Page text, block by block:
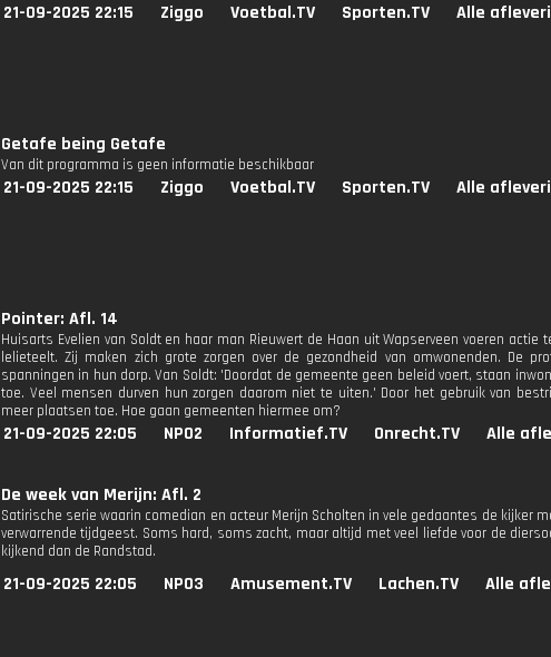
21-09-2025 22:15 Ziggo Voetbal.TV Sporten.TV Alle
Getafe being Getafe
Van dit programma is geen informatie beschikbaar
21-09-2025 22:15 Ziggo Voetbal.TV Sporten.TV Alle
Pointer: Afl. 14
Huisarts Evelien van Soldt en haar man Rieuwert de Haan uit Wapserveen voeren
lelieteelt. Zij maken zich grote zorgen over de gezondheid van omwonenden. De
spanningen in hun dorp. Van Soldt: 'Doordat de gemeente geen beleid voert, staan
toe. Veel mensen durven hun zorgen daarom niet te uiten.' Door het gebruik van
meer plaatsen toe. Hoe gaan gemeenten hiermee om?
21-09-2025 22:05 NPO2 Informatief.TV Onrecht.TV Alle
De week van Merijn: Afl. 2
Satirische serie waarin comedian en acteur Merijn Scholten in vele gedaantes de kijker
verwarrende tijdgeest. Soms hard, soms zacht, maar altijd met veel liefde voor de
kijkend dan de Randstad.
21-09-2025 22:05 NPO3 Amusement.TV Lachen.TV Alle